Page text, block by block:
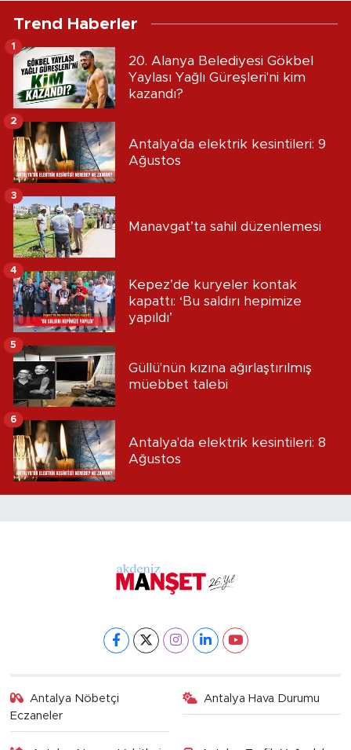
Trend Haberler
20. Alanya Belediyesi Gökbel
Yaylası Yağlı Güreşleri'ni kim
kazandı?
1
Antalya'da elektrik kesintileri: 9
Ağustos
2
Manavgat’ta sahil düzenlemesi
3
Kepez’de kuryeler kontak
kapattı: ‘Bu saldırı hepimize
yapıldı’
4
Güllü'nün kızına ağırlaştırılmış
müebbet talebi
5
Antalya'da elektrik kesintileri: 8
Ağustos
6
Antalya Nöbetçi
Eczaneler
Antalya Hava Durumu